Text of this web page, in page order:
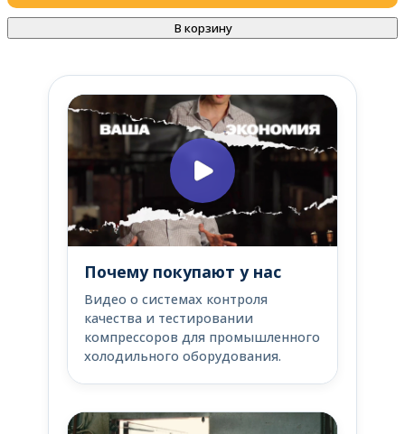
В корзину
Почему покупают у нас
Видео о системах контроля
качества и тестировании
компрессоров для промышленного
холодильного оборудования.